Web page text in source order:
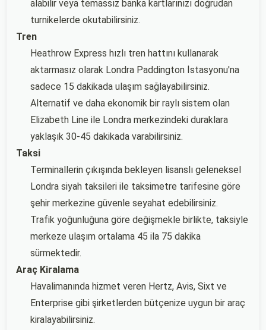
alabilir veya temassız banka kartlarınızı doğrudan
turnikelerde okutabilirsiniz.
Tren
Heathrow Express hızlı tren hattını kullanarak
aktarmasız olarak Londra Paddington İstasyonu'na
sadece 15 dakikada ulaşım sağlayabilirsiniz.
Alternatif ve daha ekonomik bir raylı sistem olan
Elizabeth Line ile Londra merkezindeki duraklara
yaklaşık 30-45 dakikada varabilirsiniz.
Taksi
Terminallerin çıkışında bekleyen lisanslı geleneksel
Londra siyah taksileri ile taksimetre tarifesine göre
şehir merkezine güvenle seyahat edebilirsiniz.
Trafik yoğunluğuna göre değişmekle birlikte, taksiyle
merkeze ulaşım ortalama 45 ila 75 dakika
sürmektedir.
Araç Kiralama
Havalimanında hizmet veren Hertz, Avis, Sixt ve
Enterprise gibi şirketlerden bütçenize uygun bir araç
kiralayabilirsiniz.